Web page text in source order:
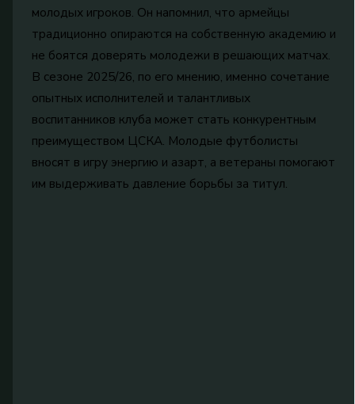
молодых игроков. Он напомнил, что армейцы
традиционно опираются на собственную академию и
не боятся доверять молодежи в решающих матчах.
В сезоне 2025/26, по его мнению, именно сочетание
опытных исполнителей и талантливых
воспитанников клуба может стать конкурентным
преимуществом ЦСКА. Молодые футболисты
вносят в игру энергию и азарт, а ветераны помогают
им выдерживать давление борьбы за титул.